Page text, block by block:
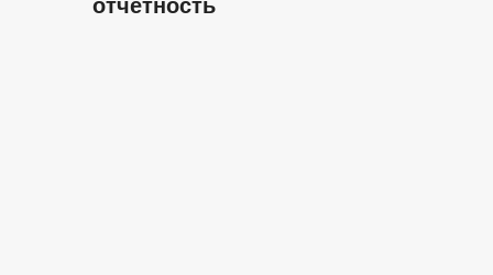
отчетность